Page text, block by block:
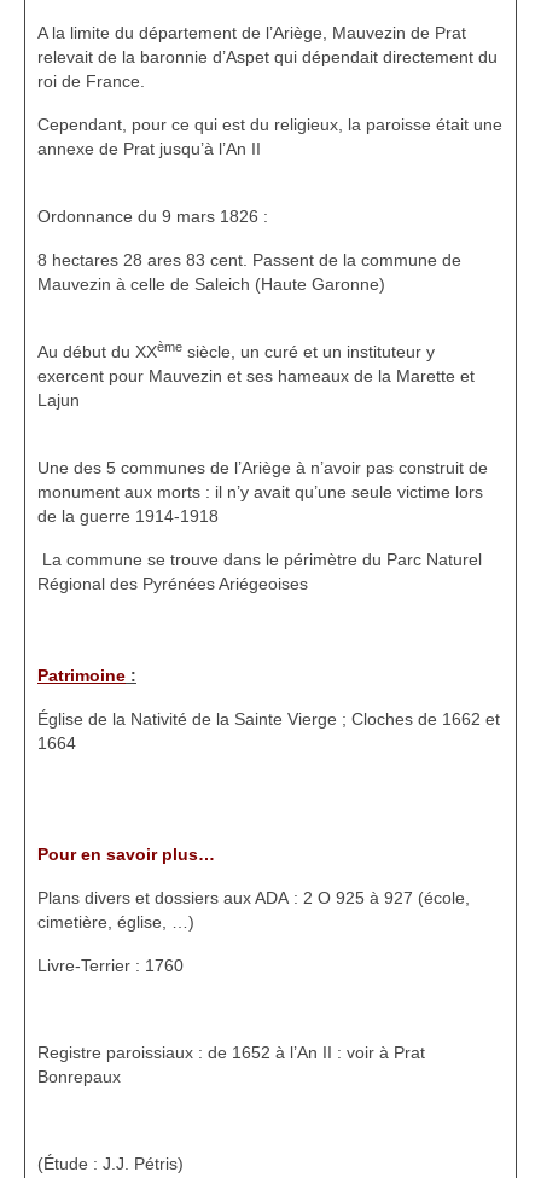
Alfred Parens
La garde aux Pyrénées de 1808 à 1814
A la limite du département de l’Ariège, Mauvezin de Prat
relevait de la baronnie d’Aspet qui dépendait directement du
roi de France.
Cependant, pour ce qui est du religieux, la paroisse était une
annexe de Prat jusqu’à l’An II
Ordonnance du 9 mars 1826 :
8 hectares 28 ares 83 cent. Passent de la commune de
Mauvezin à celle de Saleich (Haute Garonne)
Au début du XXème siècle, un curé et un instituteur y
exercent pour Mauvezin et ses hameaux de la Marette et
Lajun
Une des 5 communes de l’Ariège à n’avoir pas construit de
monument aux morts : il n’y avait qu’une seule victime lors
de la guerre 1914-1918
La commune se trouve dans le périmètre du Parc Naturel
Régional des Pyrénées Ariégeoises
Patrimoine :
Église de la Nativité de la Sainte Vierge ; Cloches de 1662 et
1664
Pour en savoir plus…
Plans divers et dossiers aux ADA : 2 O 925 à 927 (école,
cimetière, église, …)
Livre-Terrier : 1760
Registre paroissiaux : de 1652 à l’An II : voir à Prat
Bonrepaux
(Étude : J.J. Pétris)